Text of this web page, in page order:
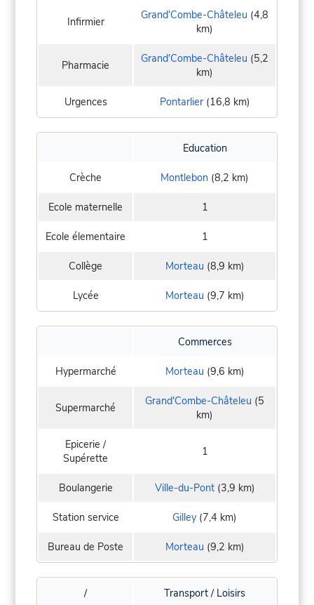
Infirmier Grand'Combe-Châteleu (4,8
km)
Pharmacie Grand'Combe-Châteleu (5,2
km)
Urgences Pontarlier(16,8 km)
Education
Crèche Montlebon (8,2 km)
Ecole maternelle 1
Ecole élementaire 1
Collège Morteau (8,9 km)
Lycée Morteau (9,7 km)
Commerces
Hypermarché Morteau (9,6 km)
Supermarché Grand'Combe-Châteleu (5
km)
Epicerie /
Supérette
1
Boulangerie Ville-du-Pont(3,9 km)
Station service Gilley (7,4 km)
Bureau de Poste Morteau (9,2 km)
/ Transport / Loisirs